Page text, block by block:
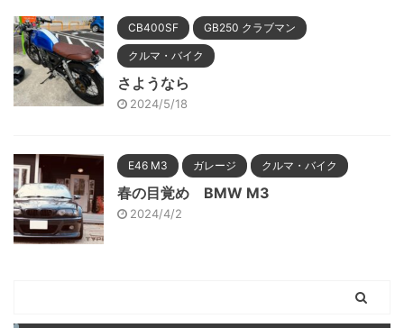
CB400SF GB250 クラブマン
クルマ・バイク
さようなら
2024/5/18
E46 M3 ガレージ クルマ・バイク
春の目覚め BMW M3
2024/4/2